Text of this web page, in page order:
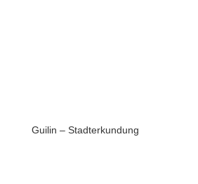
Guilin – Stadterkundung